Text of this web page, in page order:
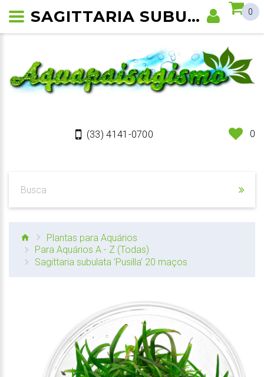
(33) 4141-0700 0
0
Plantas para Aquários
Para Aquários A - Z (Todas)
Sagittaria subulata 'Pusilla' 20 maços
SAGITTARIA SUBULATA 'PUSILLA'